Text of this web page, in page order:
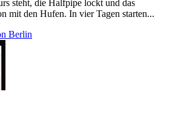
steht, die Halfpipe lockt und das
mit den Hufen. In vier Tagen starten...
Berlin